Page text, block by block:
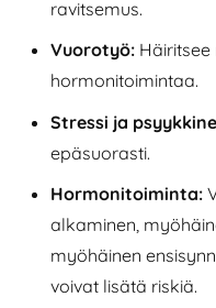
ravitsemus.
Vuorotyö:
hormonitoimintaa.
Stressi ja
epäsuorasti.
Hormonitoiminta:
alkaminen,
myöhäinen
voivat lisätä riskiä.